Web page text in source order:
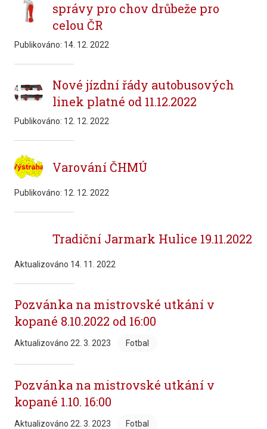
správy pro chov drůbeže pro
celou ČR
Publikováno: 14. 12. 2022
Nové jízdní řády autobusových
linek platné od 11.12.2022
Publikováno: 12. 12. 2022
Varování ČHMÚ
Publikováno: 12. 12. 2022
Tradiční Jarmark Hulice 19.11.2022
Aktualizováno 14. 11. 2022
Pozvánka na mistrovské utkání v
kopané 8.10.2022 od 16:00
Aktualizováno 22. 3. 2023 Fotbal
Pozvánka na mistrovské utkání v
kopané 1.10. 16:00
Aktualizováno 22. 3. 2023 Fotbal